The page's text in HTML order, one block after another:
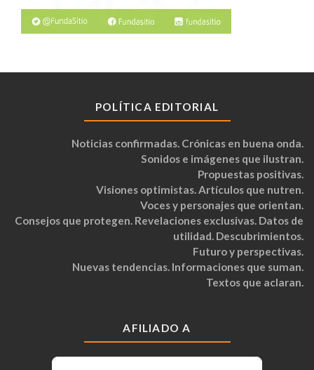
POLÍTICA EDITORIAL
Noticias confirmadas. Crónicas en buena onda.
Sonidos e imágenes que ilustran.
Propuestas positivas.
Visiones optimistas. Artículos que nutren.
Voces y personajes que orientan.
Consejos que protegen. Revelaciones exclusivas. Datos de
utilidad. Descubrimientos.
Futuro y perspectivas.
Nuevas tendencias. Informaciones que suman.
Textos que aclaran.
AFILIADO A